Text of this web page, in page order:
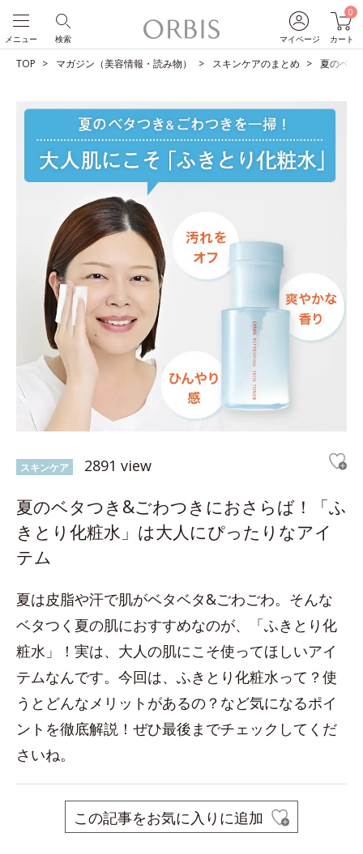
マイページ
0
カート
検索
メニュー
TOP マガジン（美容情報・読み物） スキンケアのまとめ 夏のベタ
スキンケア 2891 view
夏のベタつき&ごわつきにおさらば！「ふ
きとり化粧水」は大人にぴったりなアイ
テム
夏は皮脂や汗で肌がベタベタ&ごわごわ。そんな
ベタつく夏の肌におすすめなのが、「ふきとり化
粧水」！実は、大人の肌にこそ使ってほしいアイ
テムなんです。今回は、ふきとり化粧水って？使
うとどんなメリットがあるの？など気になるポイ
ントを徹底解説！ぜひ最後までチェックしてくだ
さいね。
この記事をお気に入りに追加